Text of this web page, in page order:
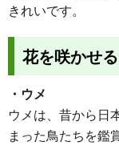
きれいです。
花を咲かせ
・ウメ
ウメは、昔から日
まった鳥たちを鑑